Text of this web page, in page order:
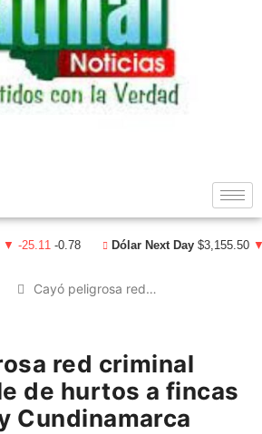
▼ -25.11 -0.78 Dólar Next Day $3,155.50
Cayó peligrosa red…
red criminal
de hurtos a fincas
Cundinamarca